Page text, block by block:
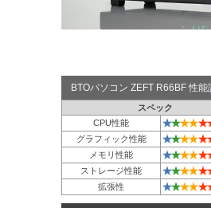
BTOパソコン ZEFT R66BF 性
スペック
CPU性能
★★★★★
グラフィック性能 ★★★★★
メモリ性能 ★★★★★
ストレージ性能 ★★★★★
拡張性 ★★★★★